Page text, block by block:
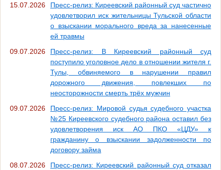
15.07.2026
Пресс-релиз: Киреевский районный суд частично
удовлетворил иск жительницы Тульской области
о взыскании морального вреда за нанесенные
ей травмы
09.07.2026
Пресс-релиз: В Киреевский районный суд
поступило уголовное дело в отношении жителя г.
Тулы, обвиняемого в нарушении правил
дорожного движения, повлекших по
неосторожности смерть трёх мужчин
09.07.2026
Пресс-релиз: Мировой судья судебного участка
№25 Киреевского судебного района оставил без
удовлетворения иск АО ПКО «ЦДУ» к
гражданину о взыскании задолженности по
договору займа
08.07.2026
Пресс-релиз: Киреевский районный суд отказал